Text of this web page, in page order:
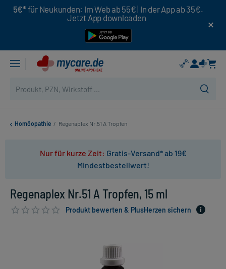
5€* für Neukunden: Im Web ab 55€ | In der App ab 35€.
Jetzt App downloaden
Homöopathie / Regenaplex Nr.51 A Tropfen
Nur für kurze Zeit: Gratis-Versand* ab 19€
Mindestbestellwert!
Regenaplex Nr.51 A Tropfen, 15 ml
Produkt bewerten & PlusHerzen sichern